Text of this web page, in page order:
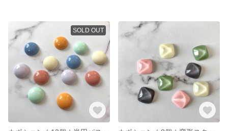
SOLD OUT